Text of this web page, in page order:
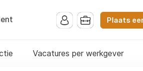
Plaats
Vacatures per werkgever